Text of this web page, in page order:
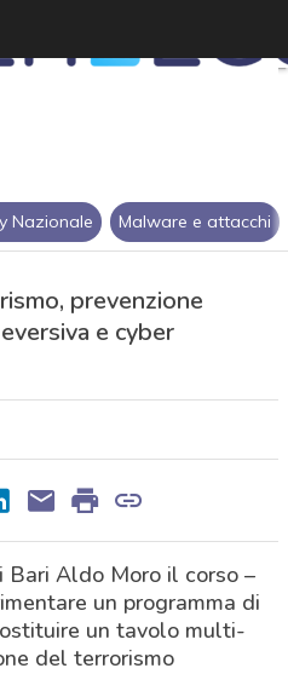
Nazionale Malware e attacchi
prevenzione
e cyber
Bari Aldo Moro il corso –
un programma di
un tavolo multi-
del terrorismo